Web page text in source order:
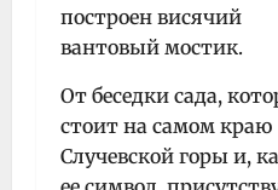
построен висячий
вантовый мостик.
От беседки сада,
стоит на самом краю
Случевской горы и,